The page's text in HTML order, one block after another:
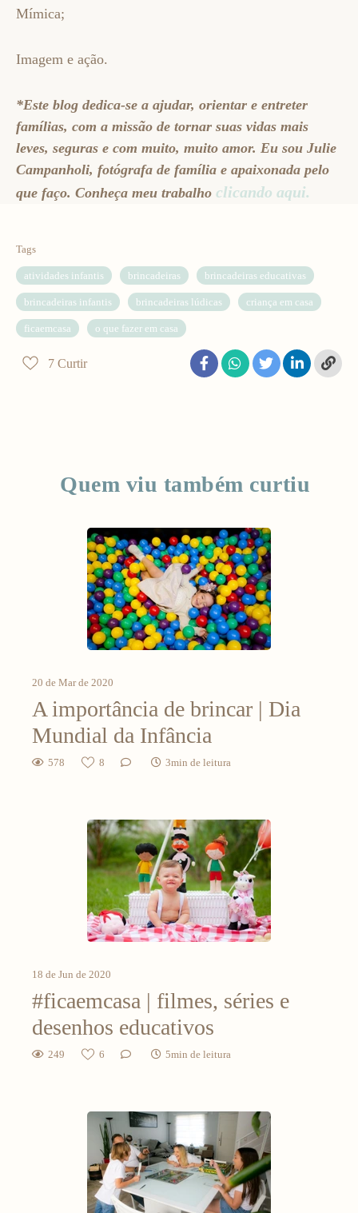
Mímica;
Imagem e ação.
*Este blog dedica-se a ajudar, orientar e entreter
famílias, com a missão de tornar suas vidas mais
leves, seguras e com muito, muito amor. Eu sou Julie
Campanholi, fotógrafa de família e apaixonada pelo
que faço. Conheça meu trabalho clicando aqui.
Tags
atividades infantis brincadeiras brincadeiras educativas
brincadeiras infantis brincadeiras lúdicas criança em casa
ficaemcasa o que fazer em casa
7 Curtir
Quem viu também curtiu
20 de Mar de 2020
A importância de brincar | Dia
Mundial da Infância
578 8 3min de leitura
18 de Jun de 2020
#ficaemcasa | filmes, séries e
desenhos educativos
249 6 5min de leitura